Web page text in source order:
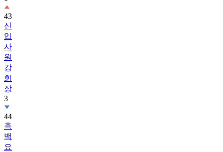
43
신
입
사
원
강
회
장
3
44
흑
백
요